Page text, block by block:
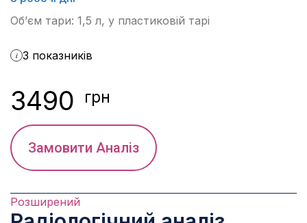
Об’єм тари: 1,5 л, у пластиковій тарі
3 показників
i
3490 грн
Замовити Аналіз
Розширений